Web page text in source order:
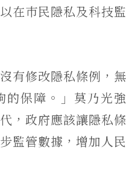
在巿民隱私及科技監
有修改隱私條例，無
的保障。」莫乃光強
，政府應該讓隱私條
監管數據，增加人民